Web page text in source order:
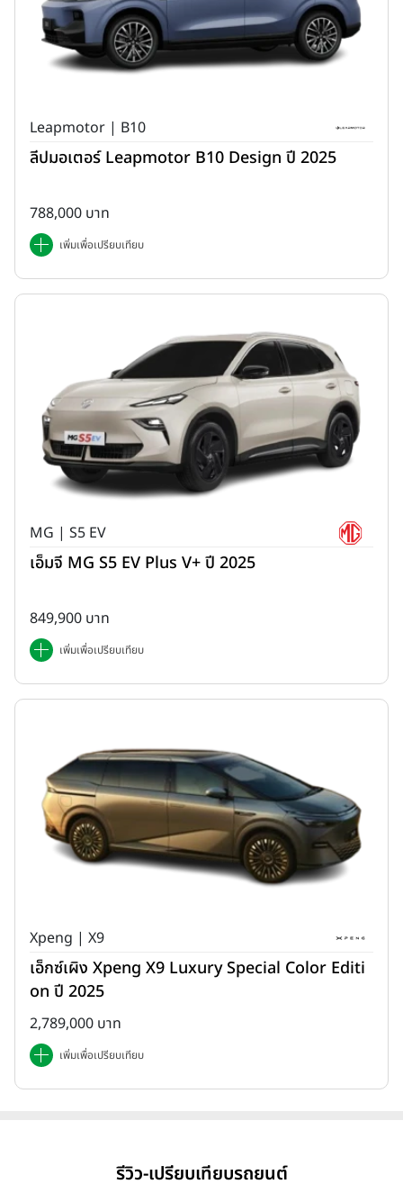
Leapmotor | B10
ลีปมอเตอร์ Leapmotor B10 Design ปี 2025
788,000 บาท
เพิ่มเพื่อเปรียบเทียบ
MG | S5 EV
เอ็มจี MG S5 EV Plus V+ ปี 2025
849,900 บาท
เพิ่มเพื่อเปรียบเทียบ
Xpeng | X9
เอ็กซ์เผิง Xpeng X9 Luxury Special Color Editi
on ปี 2025
2,789,000 บาท
เพิ่มเพื่อเปรียบเทียบ
รีวิว-เปรียบเทียบรถยนต์